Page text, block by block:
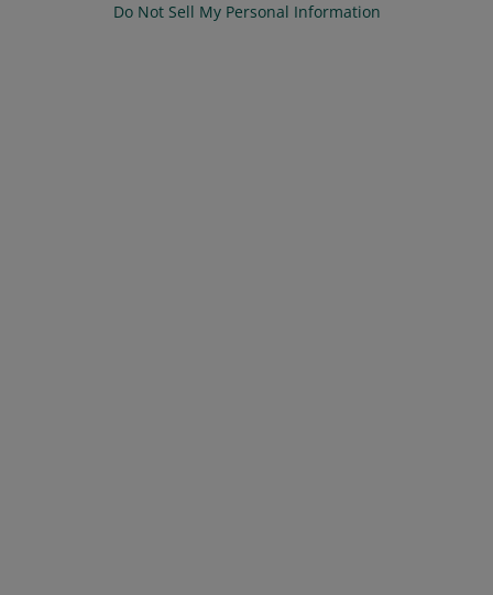
Do Not Sell My Personal Information